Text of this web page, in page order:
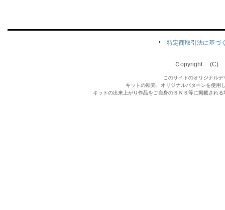
特定商取引法に基づ
Ｃopyright (C)
このサイトのオリジナル
キットの転売、オリジナルパターンを使用
キットの出来上がり作品をご自身のＳＮＳ等に掲載され